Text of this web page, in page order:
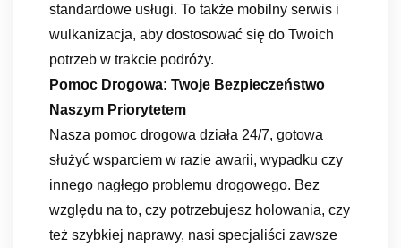
standardowe usługi. To także mobilny serwis i
wulkanizacja, aby dostosować się do Twoich
potrzeb w trakcie podróży.
Pomoc Drogowa: Twoje Bezpieczeństwo
Naszym Priorytetem
Nasza pomoc drogowa działa 24/7, gotowa
służyć wsparciem w razie awarii, wypadku czy
innego nagłego problemu drogowego. Bez
względu na to, czy potrzebujesz holowania, czy
też szybkiej naprawy, nasi specjaliści zawsze